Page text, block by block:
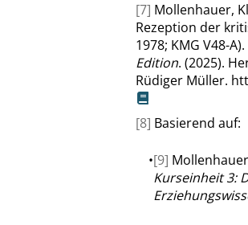
[7] Mollenhauer,
Rezeption der
1978; KMG V48-A).
Edition. (2025).
Rüdiger Müller.
[8] Basierend auf:
•[9]
Kurseinheit 3: